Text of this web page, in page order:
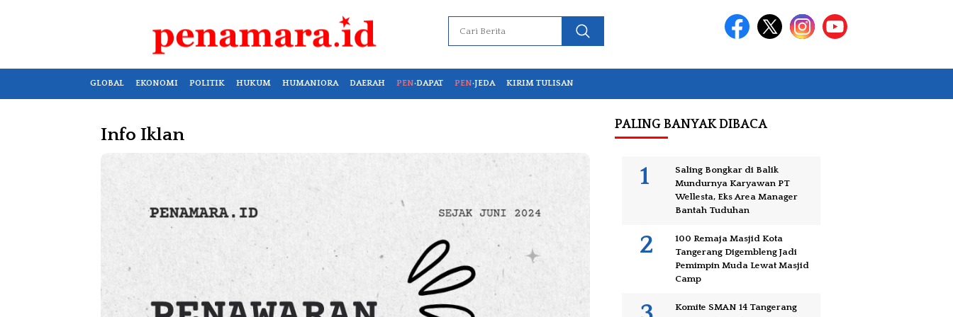
GLOBAL EKONOMI POLITIK HUKUM HUMANIORA DAERAH PEN·DAPAT PEN·JEDA KIRIM TULISAN
Info Iklan PALING BANYAK DIBACA
Saling Bongkar di Balik
Mundurnya Karyawan PT
Wellesta, Eks Area Manager
Bantah Tuduhan
100 Remaja Masjid Kota
Tangerang Digembleng Jadi
Pemimpin Muda Lewat Masjid
Camp
Komite SMAN 14 Tangerang